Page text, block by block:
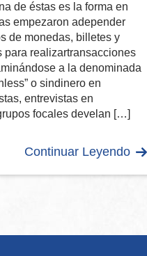
de éstas es la forma en
empezaron adepender
de monedas, billetes y
para realizartransacciones
a la denominada
o sindinero en
entrevistas en
focales develan […]
Continuar Leyendo